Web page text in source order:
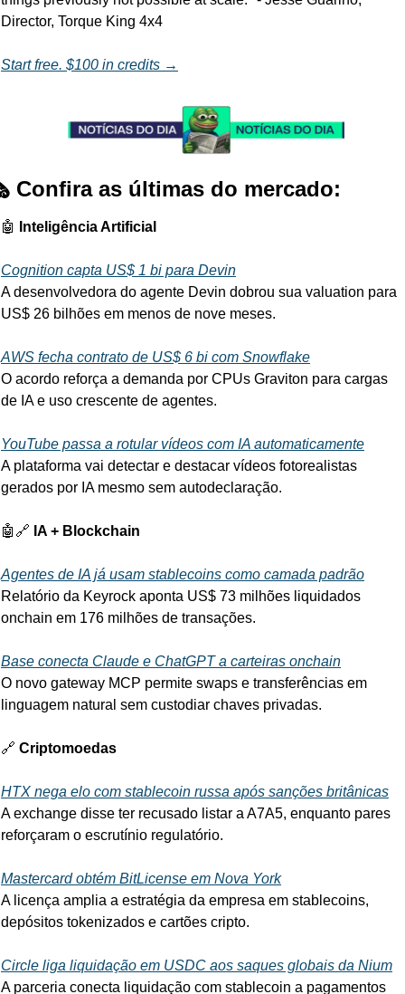
Director, Torque King 4x4
Start free. $100 in credits →
Confira as últimas do mercado:
🤖 Inteligência Artificial
Cognition capta US$ 1 bi para Devin
A desenvolvedora do agente Devin dobrou sua valuation para
US$ 26 bilhões em menos de nove meses.
AWS fecha contrato de US$ 6 bi com Snowflake
O acordo reforça a demanda por CPUs Graviton para cargas
de IA e uso crescente de agentes.
YouTube passa a rotular vídeos com IA automaticamente
A plataforma vai detectar e destacar vídeos fotorealistas
gerados por IA mesmo sem autodeclaração.
🤖 🔗 IA + Blockchain
Agentes de IA já usam stablecoins como camada padrão
Relatório da Keyrock aponta US$ 73 milhões liquidados
onchain em 176 milhões de transações.
Base conecta Claude e ChatGPT a carteiras onchain
O novo gateway MCP permite swaps e transferências em
linguagem natural sem custodiar chaves privadas.
🔗 Criptomoedas
HTX nega elo com stablecoin russa após sanções britânicas
A exchange disse ter recusado listar a A7A5, enquanto pares
reforçaram o escrutínio regulatório.
Mastercard obtém BitLicense em Nova York
A licença amplia a estratégia da empresa em stablecoins,
depósitos tokenizados e cartões cripto.
Circle liga liquidação em USDC aos saques globais da Nium
A parceria conecta liquidação com stablecoin a pagamentos